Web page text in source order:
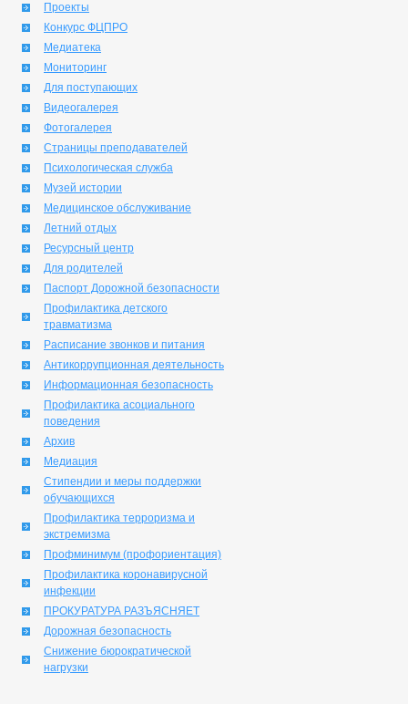
Проекты
Конкурс ФЦПРО
Медиатека
Мониторинг
Для поступающих
Видеогалерея
Фотогалерея
Страницы преподавателей
Психологическая служба
Музей истории
Медицинское обслуживание
Летний отдых
Ресурсный центр
Для родителей
Паспорт Дорожной безопасности
Профилактика детского
травматизма
Расписание звонков и питания
Антикоррупционная деятельность
Информационная безопасность
Профилактика асоциального
поведения
Архив
Медиация
Стипендии и меры поддержки
обучающихся
Профилактика терроризма и
экстремизма
Профминимум (профориентация)
Профилактика коронавирусной
инфекции
ПРОКУРАТУРА РАЗЪЯСНЯЕТ
Дорожная безопасность
Снижение бюрократической
нагрузки